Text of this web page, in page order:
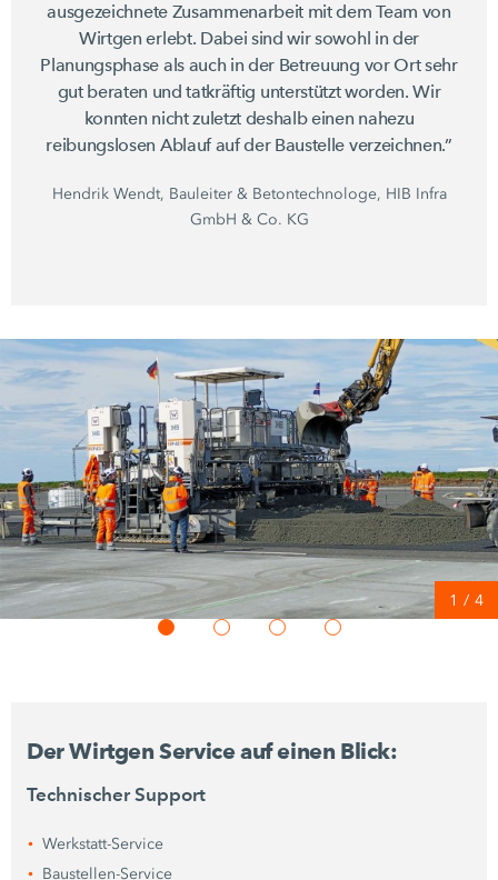
ausgezeichnete Zusammenarbeit mit dem Team von
Wirtgen erlebt. Dabei sind wir sowohl in der
Planungsphase als auch in der Betreuung vor Ort sehr
gut beraten und tatkräftig unterstützt worden. Wir
konnten nicht zuletzt deshalb einen nahezu
reibungslosen Ablauf auf der Baustelle verzeichnen.”
Hendrik Wendt, Bauleiter & Betontechnologe, HIB Infra
GmbH & Co. KG
1 / 4
Der Wirtgen Service auf einen Blick:
Technischer Support
Werkstatt-Service
Baustellen-Service